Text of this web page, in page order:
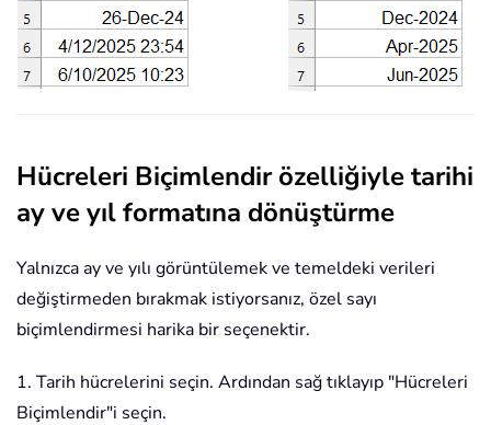
Hücreleri Biçimlendir özelliğiyle tarihi
ay ve yıl formatına dönüştürme
Yalnızca ay ve yılı görüntülemek ve temeldeki verileri
değiştirmeden bırakmak istiyorsanız, özel sayı
biçimlendirmesi harika bir seçenektir.
1. Tarih hücrelerini seçin. Ardından sağ tıklayıp "Hücreleri
Biçimlendir"i seçin.